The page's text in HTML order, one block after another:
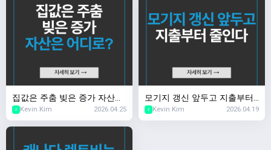
집값은 주춤 빚은 증가 자산은
어디로?
2 Kevin Kim 2026.04.25
모기지 갱신 앞두고 지출부터
줄인다
2 Kevin Kim 2026.04.19